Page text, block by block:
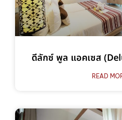
ดีลักซ์ พูล แอคเซส
READ